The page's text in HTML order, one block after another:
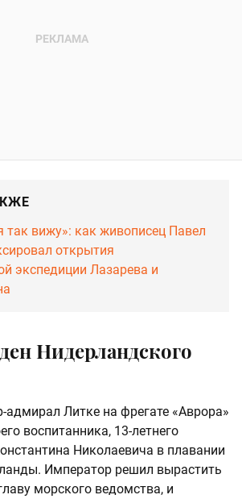
так вижу»: как живописец Павел
открытия
экспедиции Лазарева и
Нидерландского
адмирал Литке на фрегате «Аврора»
воспитанника, 13-летнего
Николаевича в плавании
Император решил вырастить
морского ведомства, и